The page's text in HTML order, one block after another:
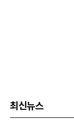
최신뉴스